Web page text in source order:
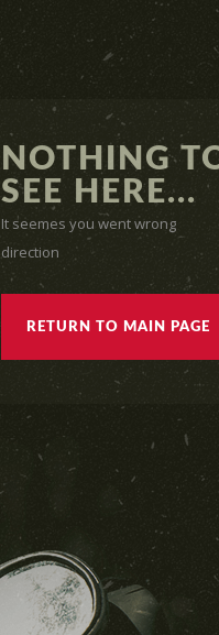
NOTHING
SEE HERE...
It seemes you went wrong
direction
RETURN TO MAIN PAGE